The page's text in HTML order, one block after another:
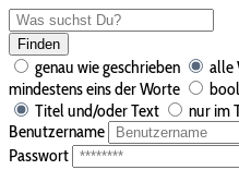
Finden
genau wie geschrieben
alle
mindestens eins der Worte
Titel und/oder Text
nur im
Benutzername
Passwort